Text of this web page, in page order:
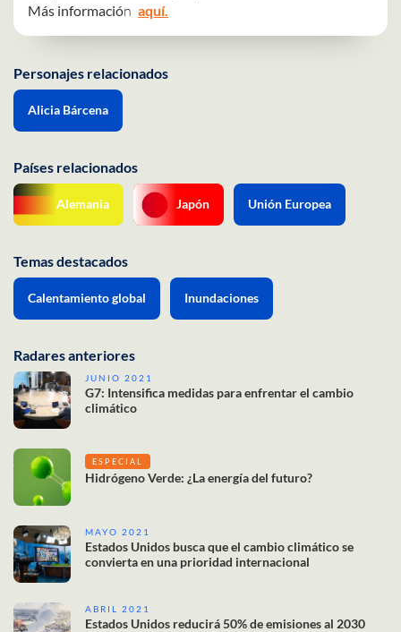
Más información aquí.
Personajes relacionados
Alicia Bárcena
Países relacionados
Alemania Japón Unión Europea
Temas destacados
Calentamiento global Inundaciones
Radares anteriores
JUNIO 2021
G7: Intensifica medidas para enfrentar el cambio
climático
ESPECIAL
Hidrógeno Verde: ¿La energía del futuro?
MAYO 2021
Estados Unidos busca que el cambio climático se
convierta en una prioridad internacional
ABRIL 2021
Estados Unidos reducirá 50% de emisiones al 2030